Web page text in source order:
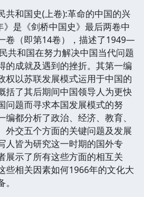
共和国史(上卷):革命的中国的兴
》是《剑桥中国史》最后两卷中
卷（即第14卷），描述了1949—
共和国在努力解决中国当代问题
的成就及遇到的挫折。其第一编
权以苏联发展模式运用于中国的
括了其后期间中国领导人为更快
问题而寻求本国发展模式的努
编都分析了政治、经济、教育、
外交五个方面的关键问题及发展
人皆为研究这一时期的国外专
展示了所有这些方面的相互关
些相关因素如何1966年的文化大